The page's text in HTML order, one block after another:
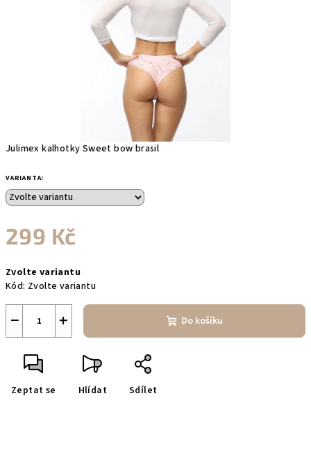
Julimex kalhotky Sweet bow brasil
VARIANTA:
299 Kč
cena:
Zvolte variantu
Kód: Zvolte variantu
+
− Do košíku
Zeptat se Hlídat Sdílet